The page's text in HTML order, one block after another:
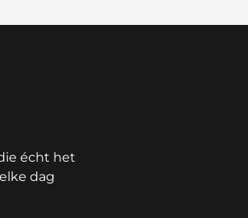
écht het
dag